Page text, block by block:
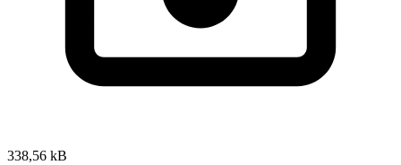
338,56 kB